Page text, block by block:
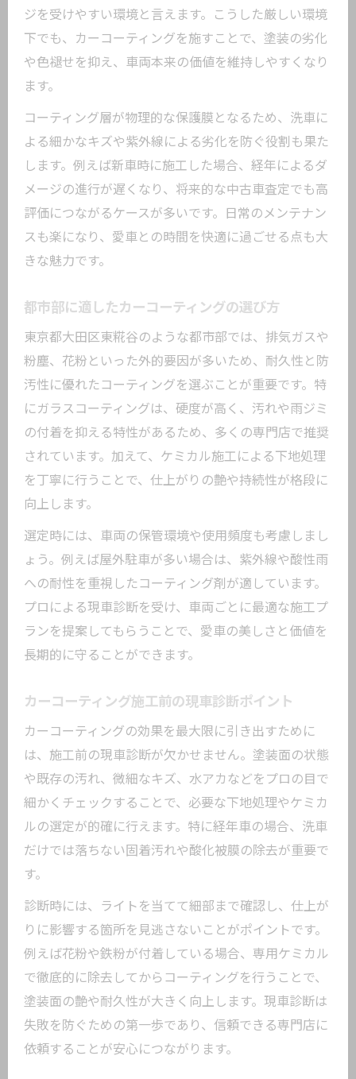
紹介
カーコーティングで実感する日常の変化
とは
術
カーコーティング後の汚れ落ちが良い理
由
車の美観を保ちたい方にケミカル施工の選び
方
車の艶を守るケミカル施工の基本とポイ
ント
失敗しないケミカル選びと使い方のコツ
活用例
車種別おすすめケミカル施工の特徴
ケミカル施工で美観維持が続く理由とは
下地処理が変えるカーコーティングの仕上が
り
精密な下地処理がカーコーティングを左
右する
鉄粉除去や磨きで仕上がる理想の艶
カーコーティング前の下地作業の重要性
下地処理次第で長持ちするカーコーティ
ング
下地処理とケミカルの効果的な組み合わ
せ方
愛車本来の艶を復活させるケミカルの使
い方
カーコーティングとケミカルの相乗効果
解説
強化
カーコーティングで洗車が楽になる理由を解
説
カーコーティング後の洗車頻度が減る仕
組み
汚れが付きにくいカーコーティングの魅
ジを受けやすい環境と言えます。こうした厳しい環境
下でも、カーコーティングを施すことで、塗装の劣化
や色褪せを抑え、車両本来の価値を維持しやすくなり
ます。
コーティング層が物理的な保護膜となるため、洗車に
よる細かなキズや紫外線による劣化を防ぐ役割も果た
します。例えば新車時に施工した場合、経年によるダ
メージの進行が遅くなり、将来的な中古車査定でも高
評価につながるケースが多いです。日常のメンテナン
スも楽になり、愛車との時間を快適に過ごせる点も大
きな魅力です。
都市部に適したカーコーティングの選び方
東京都大田区東糀谷のような都市部では、排気ガスや
粉塵、花粉といった外的要因が多いため、耐久性と防
汚性に優れたコーティングを選ぶことが重要です。特
にガラスコーティングは、硬度が高く、汚れや雨ジミ
の付着を抑える特性があるため、多くの専門店で推奨
されています。加えて、ケミカル施工による下地処理
を丁寧に行うことで、仕上がりの艶や持続性が格段に
向上します。
選定時には、車両の保管環境や使用頻度も考慮しまし
ょう。例えば屋外駐車が多い場合は、紫外線や酸性雨
への耐性を重視したコーティング剤が適しています。
プロによる現車診断を受け、車両ごとに最適な施工プ
ランを提案してもらうことで、愛車の美しさと価値を
長期的に守ることができます。
カーコーティング施工前の現車診断ポイント
カーコーティングの効果を最大限に引き出すために
は、施工前の現車診断が欠かせません。塗装面の状態
や既存の汚れ、微細なキズ、水アカなどをプロの目で
細かくチェックすることで、必要な下地処理やケミカ
ルの選定が的確に行えます。特に経年車の場合、洗車
だけでは落ちない固着汚れや酸化被膜の除去が重要で
す。
診断時には、ライトを当てて細部まで確認し、仕上が
りに影響する箇所を見逃さないことがポイントです。
例えば花粉や鉄粉が付着している場合、専用ケミカル
で徹底的に除去してからコーティングを行うことで、
塗装面の艶や耐久性が大きく向上します。現車診断は
失敗を防ぐための第一歩であり、信頼できる専門店に
依頼することが安心につながります。